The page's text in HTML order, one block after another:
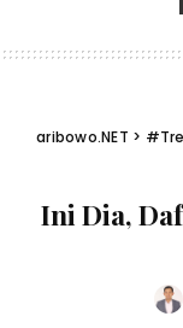
aribowo.NET >
Ini Dia,